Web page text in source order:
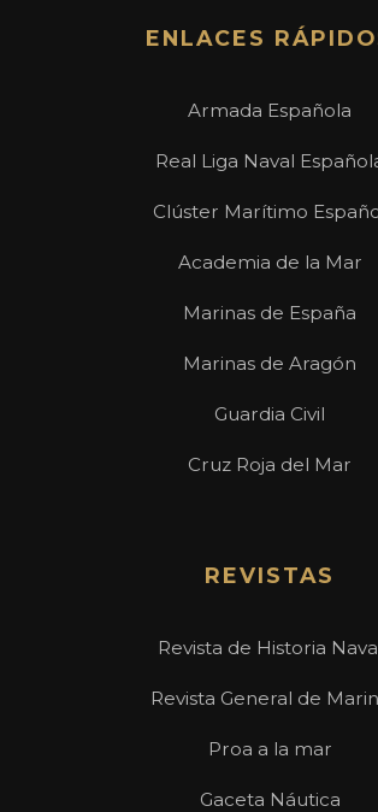
ENLACES
Armada Española
Real Liga Naval
Clúster Marítimo
Academia de la Mar
Marinas de España
Marinas de Aragón
Guardia Civil
Cruz Roja del Mar
REVISTAS
Revista de Historia
Revista General de
Proa a la mar
Gaceta Náutica